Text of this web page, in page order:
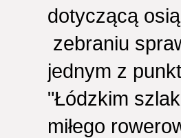
dotyczącą
zebraniu
jednym z
"Łódzkim
miłego